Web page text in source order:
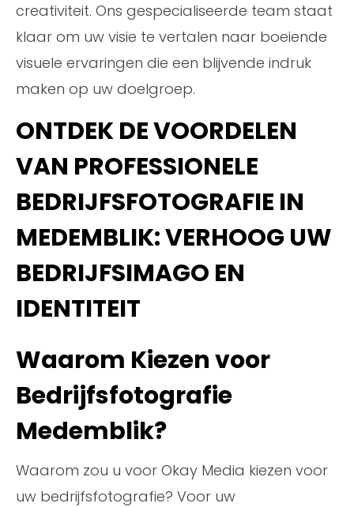
creativiteit. Ons gespecialiseerde team staat
klaar om uw visie te vertalen naar boeiende
visuele ervaringen die een blijvende indruk
maken op uw doelgroep.
ONTDEK DE VOORDELEN
VAN PROFESSIONELE
BEDRIJFSFOTOGRAFIE IN
MEDEMBLIK: VERHOOG UW
BEDRIJFSIMAGO EN
IDENTITEIT
Waarom Kiezen voor
Bedrijfsfotografie
Medemblik?
Waarom zou u voor Okay Media kiezen voor
uw bedrijfsfotografie? Voor uw